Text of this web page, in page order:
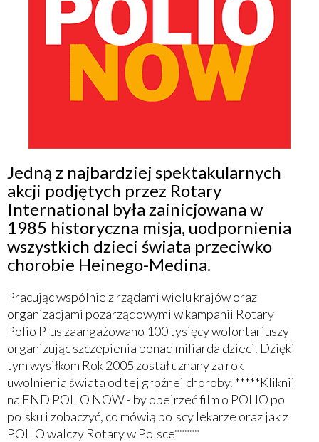
Jedną z najbardziej spektakularnych
akcji podjętych przez Rotary
International była zainicjowana w
1985 historyczna misja, uodpornienia
wszystkich dzieci świata przeciwko
chorobie Heinego-Medina.
Pracując wspólnie z rządami wielu krajów oraz
organizacjami pozarządowymi w kampanii Rotary
Polio Plus zaangażowano 100 tysięcy wolontariuszy
organizując szczepienia ponad miliarda dzieci. Dzięki
tym wysiłkom Rok 2005 został uznany za rok
uwolnienia świata od tej groźnej choroby. *****Kliknij
na END POLIO NOW - by obejrzeć film o POLIO po
polsku i zobaczyć, co mówią polscy lekarze oraz jak z
POLIO walczy Rotary w Polsce*****